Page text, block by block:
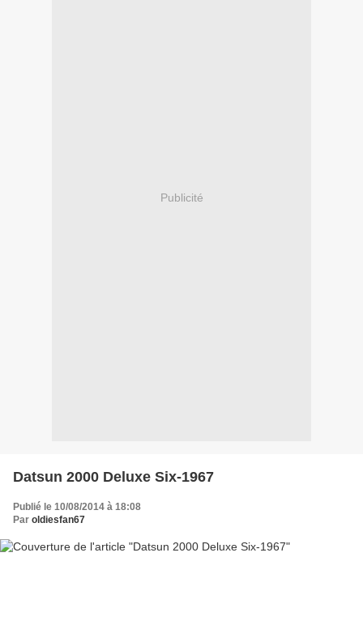
Publicité
Datsun 2000 Deluxe Six-1967
Publié le 10/08/2014 à 18:08
Par oldiesfan67